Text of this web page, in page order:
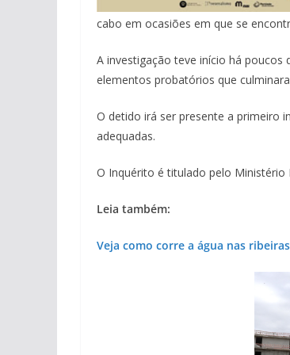
cabo em ocasiões em que se
A investigação teve início há poucos
elementos probatórios que
O detido irá ser presente a primeiro
adequadas.
O Inquérito é titulado pelo Ministério
Leia também:
Veja como corre a água nas